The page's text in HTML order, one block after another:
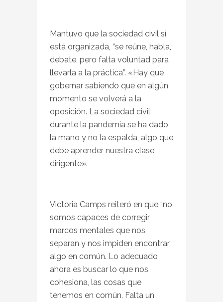
Mantuvo que la sociedad civil sí
está organizada, “se reúne, habla,
debate, pero falta voluntad para
llevarla a la práctica”. «Hay que
gobernar sabiendo que en algún
momento se volverá a la
oposición. La sociedad civil
durante la pandemia se ha dado
la mano y no la espalda, algo que
debe aprender nuestra clase
dirigente».
Victoria Camps reiteró en que “no
somos capaces de corregir
marcos mentales que nos
separan y nos impiden encontrar
algo en común. Lo adecuado
ahora es buscar lo que nos
cohesiona, las cosas que
tenemos en común. Falta un